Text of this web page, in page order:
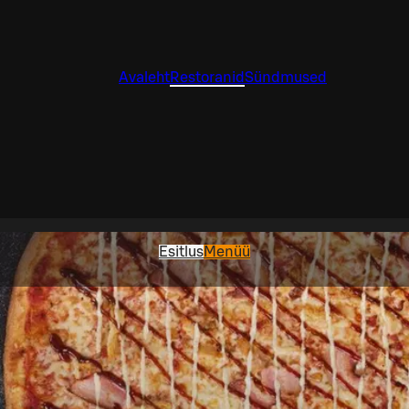
AvalehtRestoranidSündmused
EsitlusMenüü